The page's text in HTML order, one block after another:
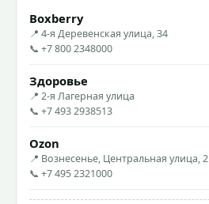
Boxberry
📍 4-я Деревенская улица, 34
📞 +7 800 2348000
Здоровье
📍 2-я Лагерная улица
📞 +7 493 2938513
Ozon
📍 Вознесенье, Центральная улица, 2
📞 +7 495 2321000